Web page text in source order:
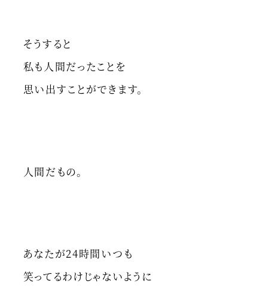
そうすると
私も人間だったことを
思い出すことができます。
人間だもの。
あなたが24時間いつも
笑ってるわけじゃないように